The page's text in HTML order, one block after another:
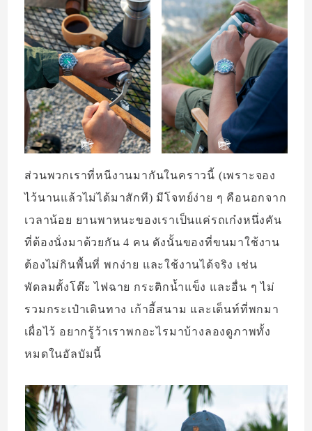
ส่วนพวกเราที่หนีงานมากันในคราวนี้ (เพราะจอง
ไว้นานแล้วไม่ได้มาสักที) มีโจทย์ง่าย ๆ คือนอกจาก
เวลาน้อย ยานพาหนะของเราเป็นแค่รถเก๋งหนึ่งคัน
ที่ต้องนั่งมาด้วยกัน 4 คน ดังนั้นของที่ขนมาใช้งาน
ต้องไม่กินพื้นที่ พกง่าย และใช้งานได้จริง เช่น
พัดลมตั้งโต๊ะ ไฟฉาย กระติกน้ำแข็ง และอื่น ๆ ไม่
รวมกระเป๋าเดินทาง เก้าอี้สนาม และเต็นท์ที่พกมา
เผื่อไว้ อยากรู้ว้าเราพกอะไรมาบ้างลองดูภาพทั้ง
หมดในอัลบัมนี้